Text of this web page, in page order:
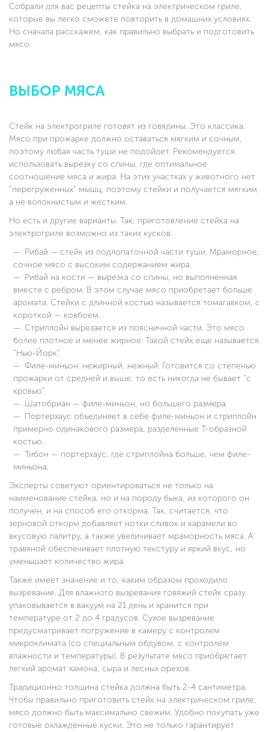
Собрали для вас рецепты стейка на электрическом гриле,
которые вы легко сможете повторить в домашних условиях.
Но сначала расскажем, как правильно выбрать и подготовить
мясо.
ВЫБОР МЯСА
Стейк на электрогриле готовят из говядины. Это классика.
Мясо при прожарке должно оставаться мягким и сочным,
поэтому любая часть туши не подойдет. Рекомендуется
использовать вырезку со спины, где оптимальное
соотношение мяса и жира. На этих участках у животного нет
“перегруженных” мышц, поэтому стейки и получается мягким,
а не волокнистым и жестким.
Но есть и другие варианты. Так, приготовление стейка на
электрогриле возможно из таких кусков:
Рибай — стейк из подлопаточной части туши. Мраморное,
сочное мясо с высоким содержанием жира.
Рибай на кости — вырезка со спины, но выполненная
вместе с ребром. В этом случае мясо приобретает больше
аромата. Стейки с длинной костью называется томагавком, с
короткой — ковбоем.
Стриплойн вырезается из поясничной части. Это мясо
более плотное и менее жирное. Такой стейк еще называется
“Нью-Йорк”.
Филе-миньон: нежирный, нежный. Готовится со степенью
прожарки от средней и выше, то есть никогда не бывает “с
кровью”.
Шатобриан — филе-миньон, но большего размера.
Портерхаус объединяет в себе филе-миньон и стриплойн
примерно одинакового размера, разделенные Т-образной
костью.
Тибон — портерхаус, где стриплойна больше, чем филе-
миньона.
Эксперты советуют ориентироваться не только на
наименование стейка, но и на породу быка, из которого он
получен, и на способ его откорма. Так, считается, что
зерновой откорм добавляет нотки сливок и карамели во
вкусовую палитру, а также увеличивает мраморность мяса. А
травяной обеспечивает плотную текстуру и яркий вкус, но
уменьшает количество жира.
Также имеет значение и то, каким образом проходило
вызревание. Для влажного вызревания говяжий стейк сразу
упаковывается в вакуум на 21 день и хранится при
температуре от 2 до 4 градусов. Сухое вызревание
предусматривает погружение в камеру с контролем
микроклимата (со специальным обдувом, с контролем
влажности и температуры). В результате мясо приобретает
легкий аромат хамона, сыра и лесных орехов.
Традиционно толщина стейка должна быть 2-4 сантиметра.
Чтобы правильно приготовить стейк на электрическом гриле,
мясо должно быть максимально свежим. Удобно покупать уже
готовые охлажденные куски. Это не только гарантирует